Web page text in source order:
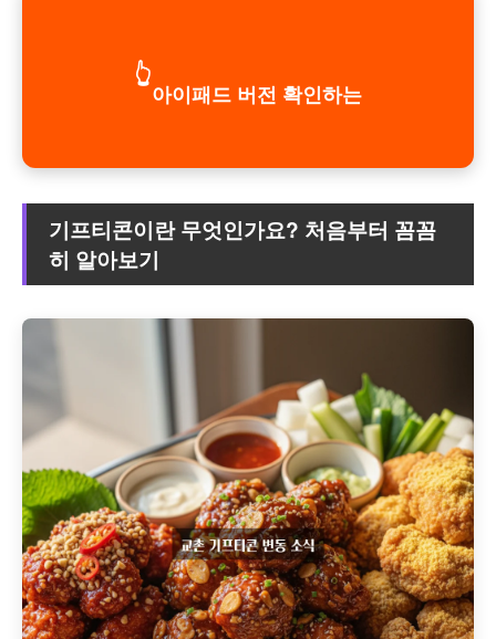
👆
아이패드 버전 확인하는
기프티콘이란 무엇인가요? 처음부터 꼼꼼
히 알아보기